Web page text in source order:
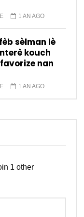
1 AN AGO
sèlman lè
kouch
nan
1 AN AGO
1 other